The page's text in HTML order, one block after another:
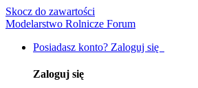
Skocz do zawartości
Modelarstwo Rolnicze Forum
Posiadasz konto? Zaloguj się
Zaloguj się